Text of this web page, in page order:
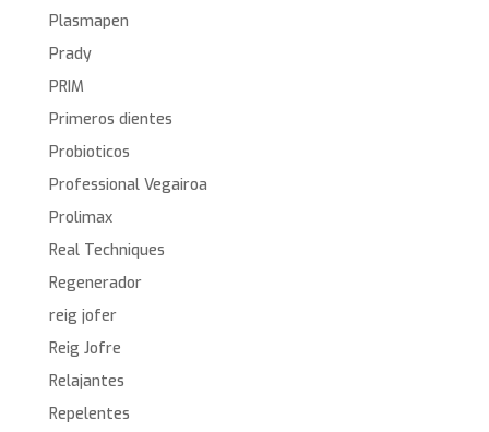
Plasmapen
Prady
PRIM
Primeros dientes
Probioticos
Professional Vegairoa
Prolimax
Real Techniques
Regenerador
reig jofer
Reig Jofre
Relajantes
Repelentes